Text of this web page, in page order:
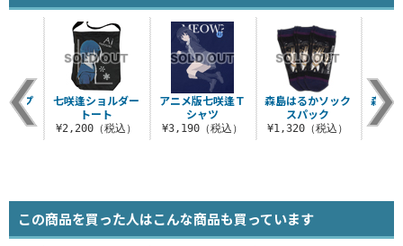
アニメ版七咲逢Ｔ
シャツ
¥3,190（税込）
森島はるかソック
スパック
¥1,320（税込）
森島
ップ
込）
七咲逢ショルダー
トート
¥2,200（税込）
この商品を買った人はこんな商品も買っています